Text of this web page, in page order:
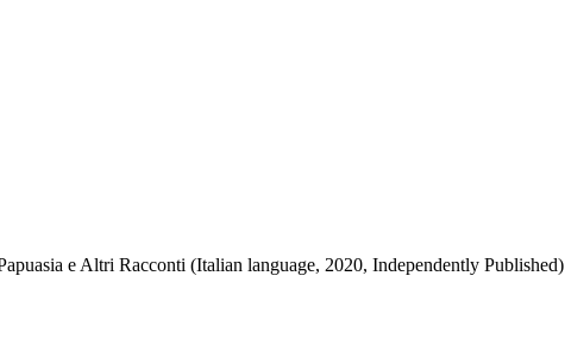
e Altri Racconti (Italian language, 2020, Independently Published)